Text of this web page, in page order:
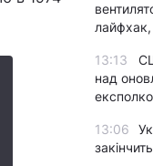
13:13
над
13:06